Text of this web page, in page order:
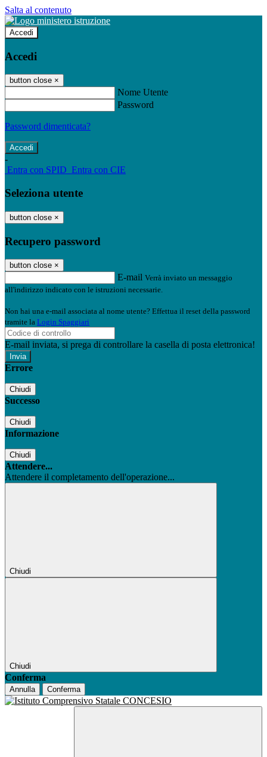
Salta al contenuto
Accedi
Accedi
button close ×
Nome Utente
Password
Password dimenticata?
-
Entra con SPID Entra con CIE
Seleziona utente
button close ×
Recupero password
button close ×
E-mail Verrà inviato un messaggio
all'indirizzo indicato con le istruzioni necessarie.
Non hai una e-mail associata al nome utente? Effettua il reset della password
tramite la Login Spaggiari
E-mail inviata, si prega di controllare la casella di posta elettronica!
Errore
Chiudi
Successo
Chiudi
Informazione
Chiudi
Attendere...
Attendere il completamento dell'operazione...
Chiudi
Chiudi
Conferma
Annulla Conferma